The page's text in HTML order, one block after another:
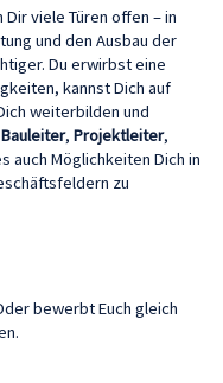
viele Türen offen – in
und den Ausbau der
Du erwirbst eine
kannst Dich auf
weiterbilden und
Bauleiter, Projektleiter,
auch Möglichkeiten Dich in
zu
bewerbt Euch gleich